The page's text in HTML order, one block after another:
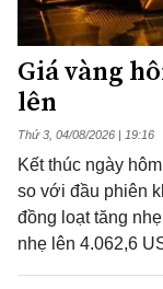
Giá vàng
lên
Thứ 3, 04/08/2026 | 19:16
Kết thúc ngày
so với đầu phiên
đồng loạt tăng
nhẹ lên 4.062,6